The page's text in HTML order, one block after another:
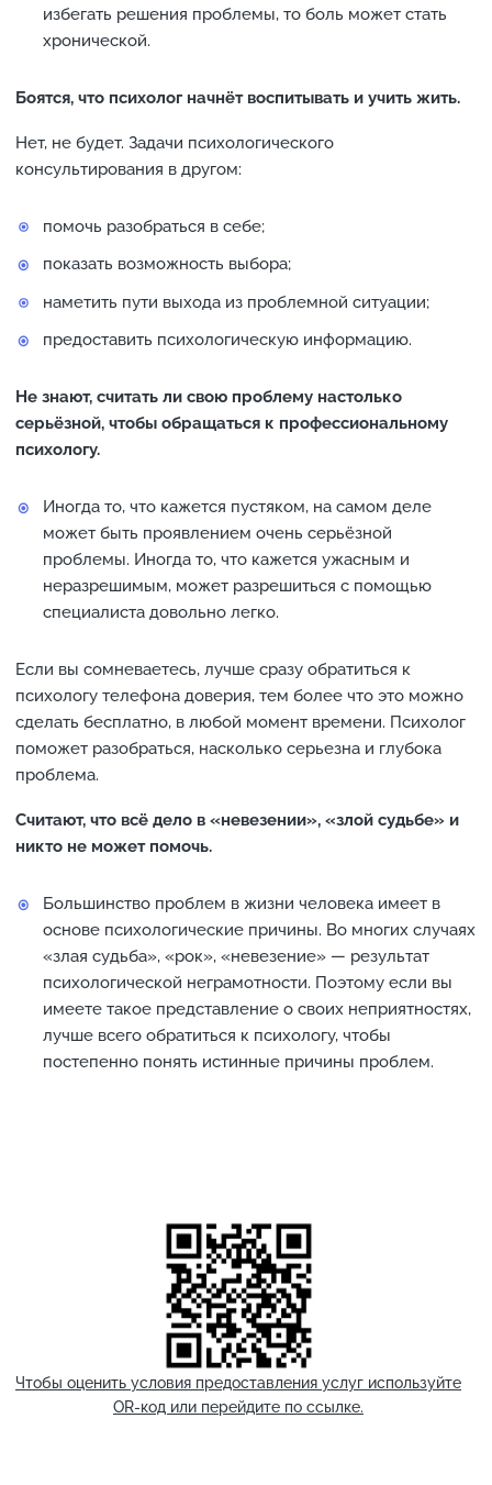
избегать решения проблемы, то боль может стать
хронической.
Боятся, что психолог начнёт воспитывать и учить жить.
Нет, не будет. Задачи психологического
консультирования в другом:
помочь разобраться в себе;
показать возможность выбора;
наметить пути выхода из проблемной ситуации;
предоставить психологическую информацию.
Не знают, считать ли свою проблему настолько
серьёзной, чтобы обращаться к профессиональному
психологу.
Иногда то, что кажется пустяком, на самом деле
может быть проявлением очень серьёзной
проблемы. Иногда то, что кажется ужасным и
неразрешимым, может разрешиться с помощью
специалиста довольно легко.
Если вы сомневаетесь, лучше сразу обратиться к
психологу телефона доверия, тем более что это можно
сделать бесплатно, в любой момент времени. Психолог
поможет разобраться, насколько серьезна и глубока
проблема.
Считают, что всё дело в «невезении», «злой судьбе» и
никто не может помочь.
Большинство проблем в жизни человека имеет в
основе психологические причины. Во многих случаях
«злая судьба», «рок», «невезение» — результат
психологической неграмотности. Поэтому если вы
имеете такое представление о своих неприятностях,
лучше всего обратиться к психологу, чтобы
постепенно понять истинные причины проблем.
Чтобы оценить условия предоставления услуг используйте
OR-код или перейдите по ссылке.